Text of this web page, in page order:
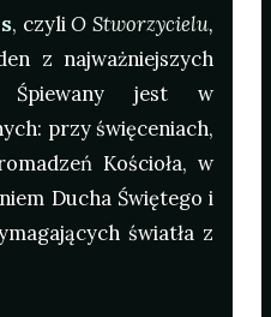
, czyliO Stworzycielu,
z najważniejszych
Śpiewany jest w
przy święceniach,
Kościoła, w
Ducha Świętego i
światła z